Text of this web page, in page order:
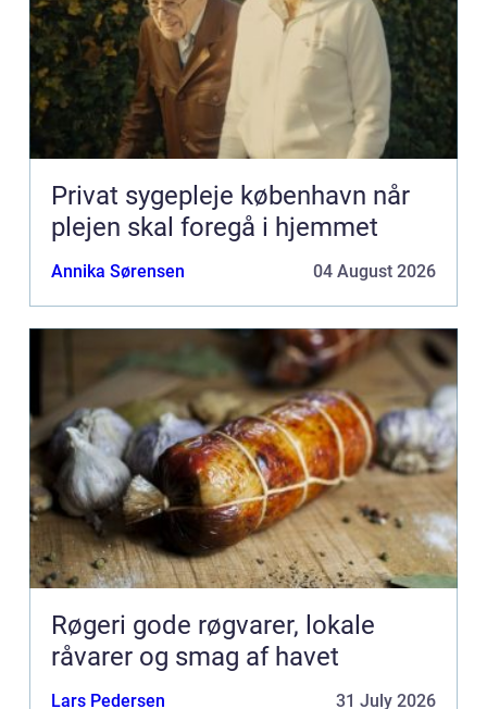
Privat sygepleje københavn når
plejen skal foregå i hjemmet
Annika Sørensen 04 August 2026
Røgeri gode røgvarer, lokale
råvarer og smag af havet
Lars Pedersen 31 July 2026